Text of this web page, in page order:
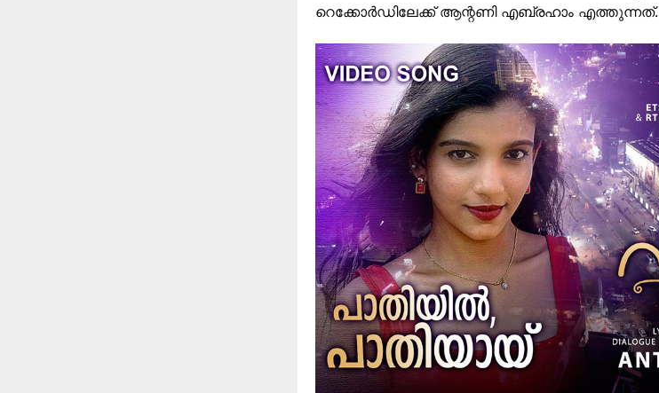
റെക്കോർഡിലേക്ക് ആന്റണി എബ്രഹാം എത്തുന്നത്.